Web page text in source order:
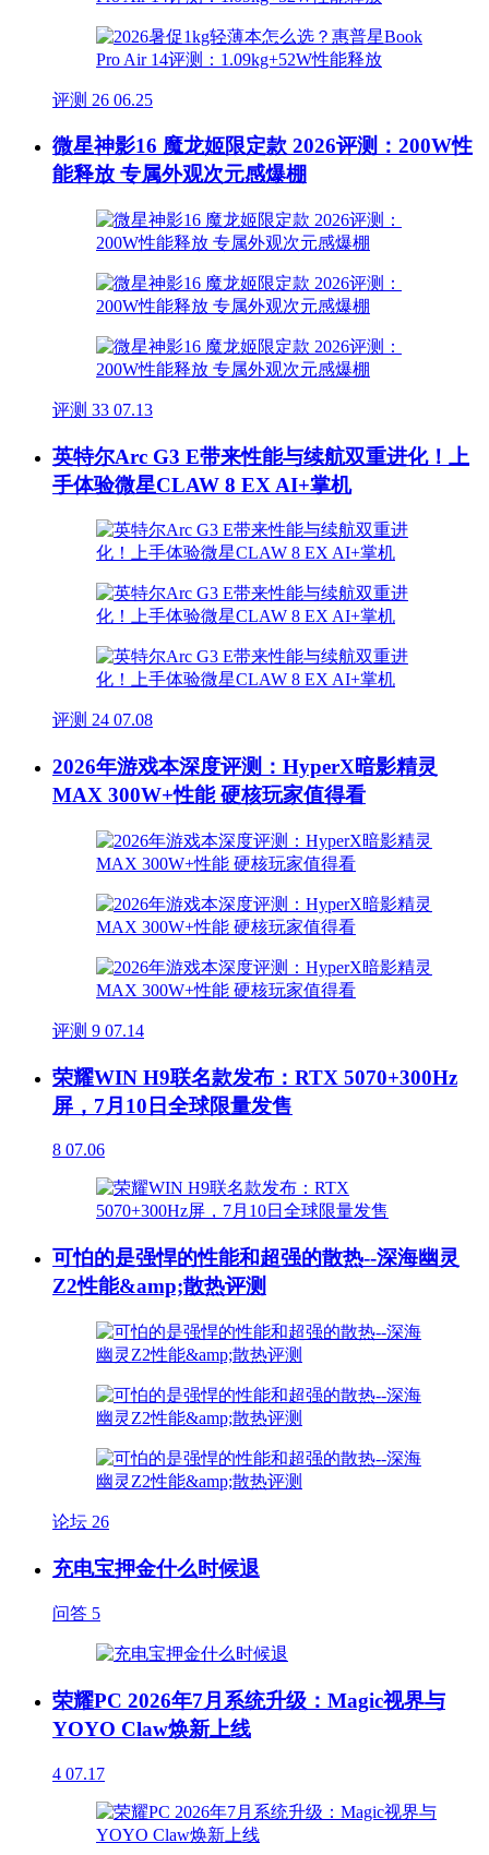
评测 26 06.25
微星神影16 魔龙姬限定款 2026评测：200W性
能释放 专属外观次元感爆棚
评测 33 07.13
英特尔Arc G3 E带来性能与续航双重进化！上
手体验微星CLAW 8 EX AI+掌机
评测 24 07.08
2026年游戏本深度评测：HyperX暗影精灵
MAX 300W+性能 硬核玩家值得看
评测 9 07.14
荣耀WIN H9联名款发布：RTX 5070+300Hz
屏，7月10日全球限量发售
8 07.06
可怕的是强悍的性能和超强的散热--深海幽灵
Z2性能&amp;散热评测
论坛 26
充电宝押金什么时候退
问答 5
荣耀PC 2026年7月系统升级：Magic视界与
YOYO Claw焕新上线
4 07.17